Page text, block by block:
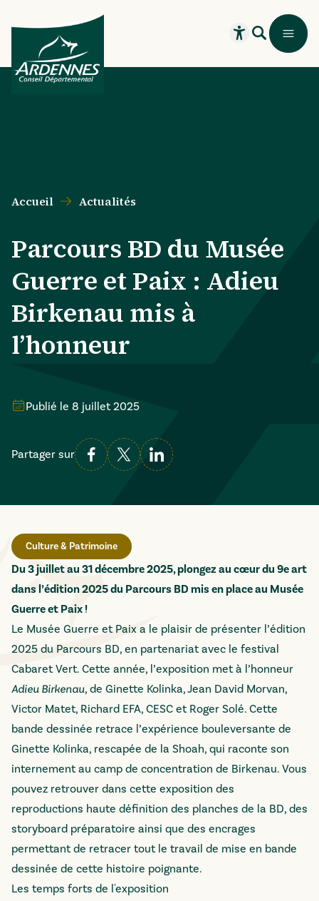
Recherche
Ouvrir leMenu
Accueil Actualités
Parcours BD du Musée
Guerre et Paix : Adieu
Birkenau mis à
l’honneur
Publié le 8 juillet 2025
Partager sur
Culture & Patrimoine
Du 3 juillet au 31 décembre 2025, plongez au cœur du 9e art
dans l’édition 2025 du Parcours BD mis en place au Musée
Guerre et Paix !
Le Musée Guerre et Paix a le plaisir de présenter l’édition
2025 du Parcours BD, en partenariat avec le festival
Cabaret Vert. Cette année, l’exposition met à l’honneur
Adieu Birkenau, de Ginette Kolinka, Jean David Morvan,
Victor Matet, Richard EFA, CESC et Roger Solé. Cette
bande dessinée retrace l’expérience bouleversante de
Ginette Kolinka, rescapée de la Shoah, qui raconte son
internement au camp de concentration de Birkenau. Vous
pouvez retrouver dans cette exposition des
reproductions haute définition des planches de la BD, des
storyboard préparatoire ainsi que des encrages
permettant de retracer tout le travail de mise en bande
dessinée de cette histoire poignante.
Les temps forts de l'exposition